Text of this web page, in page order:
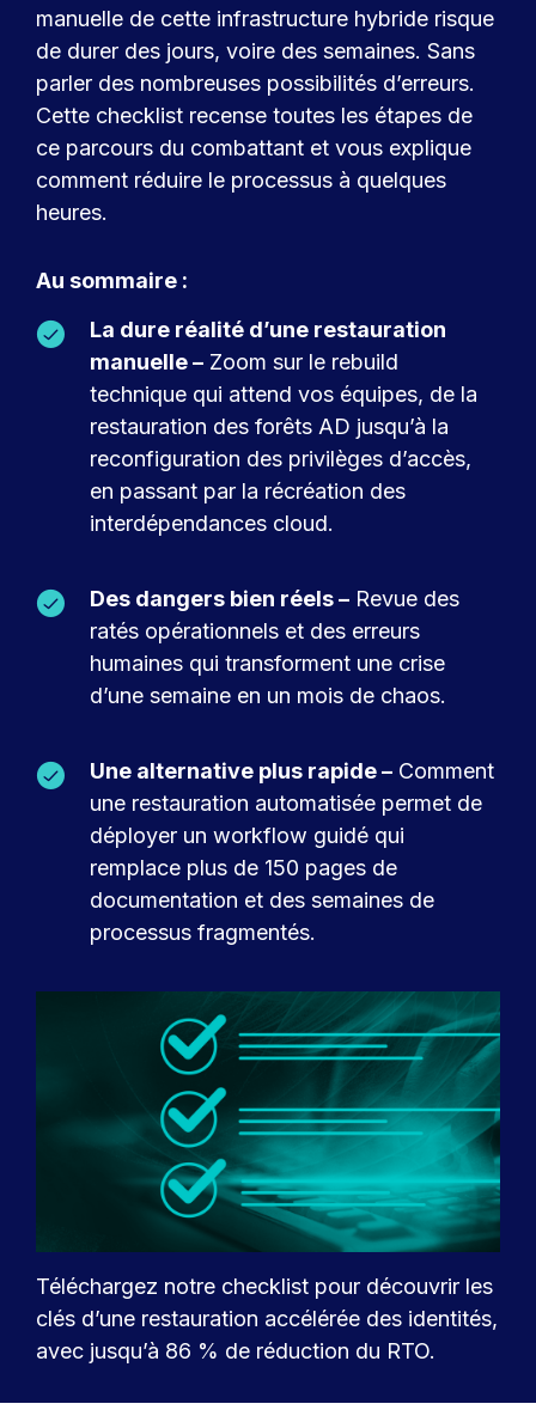
manuelle de cette infrastructure hybride risque
de durer des jours, voire des semaines. Sans
parler des nombreuses possibilités d’erreurs.
Cette checklist recense toutes les étapes de
ce parcours du combattant et vous explique
comment réduire le processus à quelques
heures.
Au sommaire :
La dure réalité d’une restauration
manuelle – Zoom sur le rebuild
technique qui attend vos équipes, de la
restauration des forêts AD jusqu’à la
reconfiguration des privilèges d’accès,
en passant par la récréation des
interdépendances cloud.
Des dangers bien réels – Revue des
ratés opérationnels et des erreurs
humaines qui transforment une crise
d’une semaine en un mois de chaos.
Une alternative plus rapide – Comment
une restauration automatisée permet de
déployer un workflow guidé qui
remplace plus de 150 pages de
documentation et des semaines de
processus fragmentés.
Téléchargez notre checklist pour découvrir les
clés d’une restauration accélérée des identités,
avec jusqu’à 86 % de réduction du RTO.